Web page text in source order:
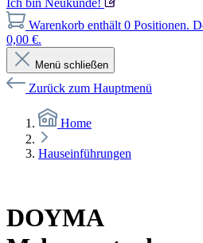
Ich bin Neukunde!
Warenkorb enthält 0 Positionen.
0,00 €.
Menü schließen
Zurück zum Hauptmenü
Home
Hauseinführungen
DOYMA